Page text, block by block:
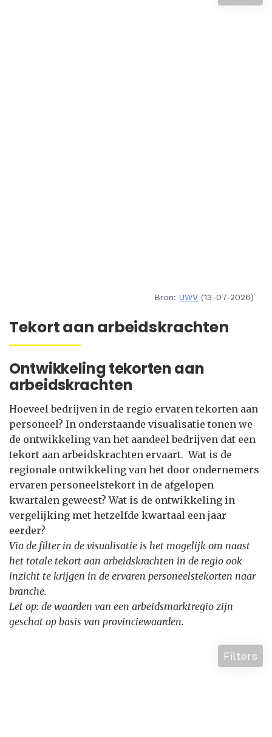
Bron: UWV (13-07-2026)
Tekort aan arbeidskrachten
Ontwikkeling tekorten aan
arbeidskrachten
Hoeveel bedrijven in de regio ervaren tekorten aan
personeel? In onderstaande visualisatie tonen we
de ontwikkeling van het aandeel bedrijven dat een
tekort aan arbeidskrachten ervaart. Wat is de
regionale ontwikkeling van het door ondernemers
ervaren personeelstekort in de afgelopen
kwartalen geweest? Wat is de ontwikkeling in
vergelijking met hetzelfde kwartaal een jaar
eerder?
Via de filter in de visualisatie is het mogelijk om naast
het totale tekort aan arbeidskrachten in de regio ook
inzicht te krijgen in de ervaren personeelstekorten naar
branche.
Let op: de waarden van een arbeidsmarktregio zijn
geschat op basis van provinciewaarden.
Filters